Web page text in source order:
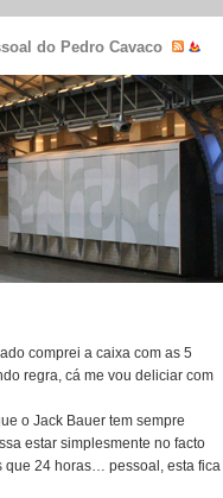
do Pedro Cavaco
comprei a caixa com as 5
regra, cá me vou deliciar com
o Jack Bauer tem sempre
estar simplesmente no facto
que 24 horas… pessoal, esta fica